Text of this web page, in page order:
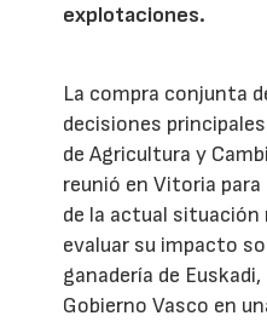
explotaciones.
La compra conjunta
decisiones
de Agricultura y
reunió en Vitoria
de la actual
evaluar su impacto
ganadería de
Gobierno Vasco en